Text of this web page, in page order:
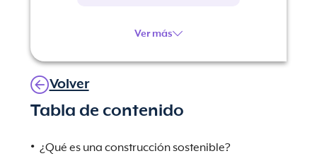
Ver más
Volver
Tabla de contenido
¿Qué es una construcción sostenible?